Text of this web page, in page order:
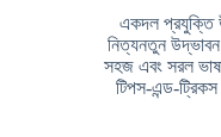
একদল প্রযুক্তি
নিত্যনতুন উদ্ভাবন
সহজ এবং সরল
টিপস-এন্ড-